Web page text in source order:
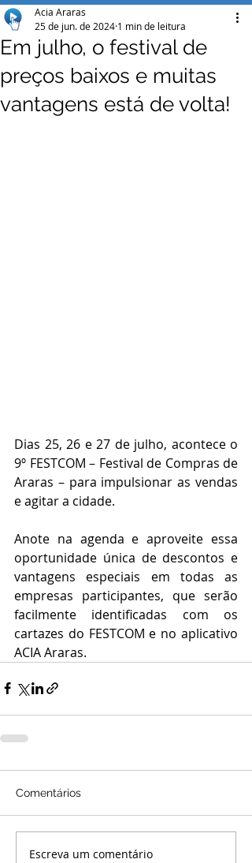
Em julho, o festival de
preços baixos e muitas
vantagens está de volta!
Acia Araras
25 de jun. de 2024 1 min de leitura
Dias 25, 26 e 27 de julho, acontece o
9º FESTCOM – Festival de Compras de
Araras – para impulsionar as vendas
e agitar a cidade.
Anote na agenda e aproveite essa
oportunidade única de descontos e
vantagens especiais em todas as
empresas participantes, que serão
facilmente identificadas com os
cartazes do FESTCOM e no aplicativo
ACIA Araras.
Comentários
Escreva um comentário